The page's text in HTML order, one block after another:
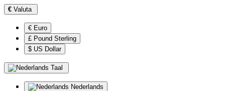
€ Valuta
€ Euro
£ Pound Sterling
$ US Dollar
Taal
Nederlands